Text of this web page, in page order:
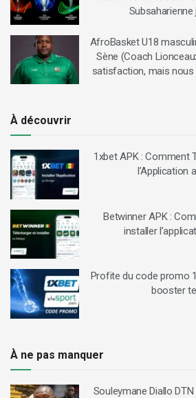
Subsaharienne
AfroBasket U18
Sène (Coach
satisfaction, mais
À découvrir
1xbet APK : Comment
l’Application
Betwinner APK :
installer
Profite du code promo
booster
À ne pas manquer
Souleymane Diallo